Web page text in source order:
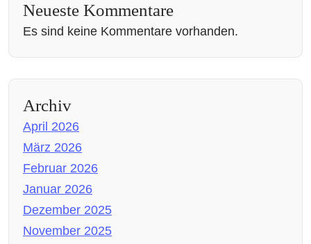
Neueste Kommentare
Es sind keine Kommentare vorhanden.
Archiv
April 2026
März 2026
Februar 2026
Januar 2026
Dezember 2025
November 2025